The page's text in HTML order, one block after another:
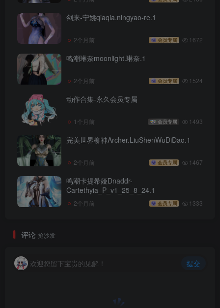
剑来-宁姚qiaqia.ningyao-re.1
2个月前 会员专属 1672
鸣潮琳奈moonlight.琳奈.1
2个月前 会员专属 1524
动作合集-永久会员专属
1个月前 会员专属 1493
完美世界柳神Archer.LiuShenWuDiDao.1
2个月前 会员专属 1467
鸣潮卡提希娅Dnaddr-
Cartethyia_P_v1_25_8_24.1
2个月前 会员专属 1333
评论 抢沙发
欢迎您留下宝贵的见解！ 提交